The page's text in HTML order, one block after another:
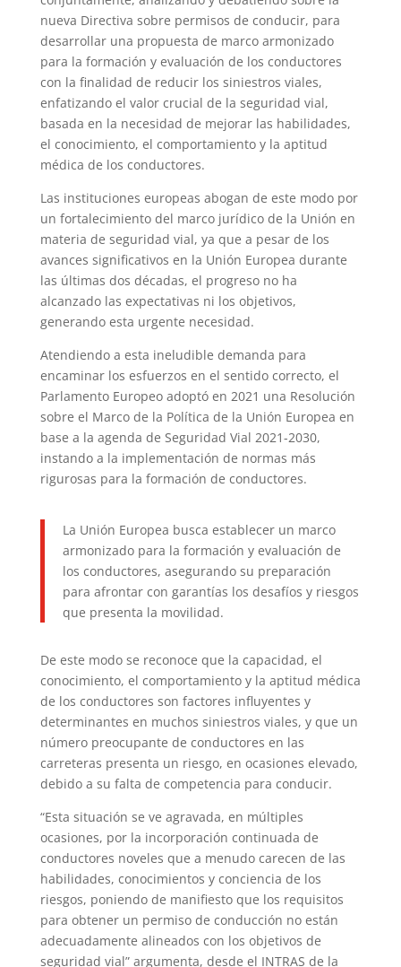
nueva Directiva sobre permisos de conducir, para
desarrollar una propuesta de marco armonizado
para la formación y evaluación de los conductores
con la finalidad de reducir los siniestros viales,
enfatizando el valor crucial de la seguridad vial,
basada en la necesidad de mejorar las habilidades,
el conocimiento, el comportamiento y la aptitud
médica de los conductores.
Las instituciones europeas abogan de este modo por
un fortalecimiento del marco jurídico de la Unión en
materia de seguridad vial, ya que a pesar de los
avances significativos en la Unión Europea durante
las últimas dos décadas, el progreso no ha
alcanzado las expectativas ni los objetivos,
generando esta urgente necesidad.
Atendiendo a esta ineludible demanda para
encaminar los esfuerzos en el sentido correcto, el
Parlamento Europeo adoptó en 2021 una Resolución
sobre el Marco de la Política de la Unión Europea en
base a la agenda de Seguridad Vial 2021-2030,
instando a la implementación de normas más
rigurosas para la formación de conductores.
La Unión Europea busca establecer un marco
armonizado para la formación y evaluación de
los conductores, asegurando su preparación
para afrontar con garantías los desafíos y riesgos
que presenta la movilidad.
De este modo se reconoce que la capacidad, el
conocimiento, el comportamiento y la aptitud médica
de los conductores son factores influyentes y
determinantes en muchos siniestros viales, y que un
número preocupante de conductores en las
carreteras presenta un riesgo, en ocasiones elevado,
debido a su falta de competencia para conducir.
“Esta situación se ve agravada, en múltiples
ocasiones, por la incorporación continuada de
conductores noveles que a menudo carecen de las
habilidades, conocimientos y conciencia de los
riesgos, poniendo de manifiesto que los requisitos
para obtener un permiso de conducción no están
adecuadamente alineados con los objetivos de
seguridad vial” argumenta, desde el INTRAS de la